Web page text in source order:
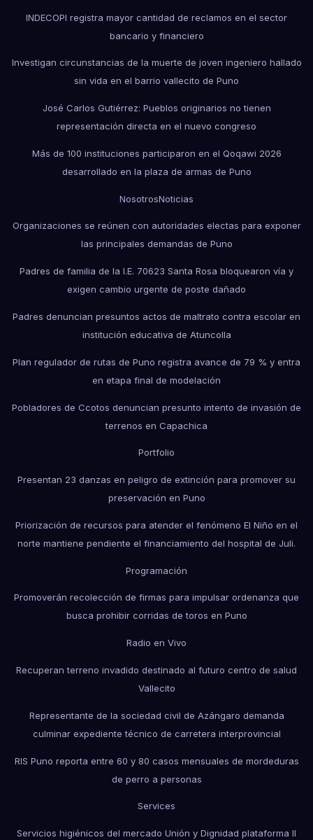
INDECOPI registra mayor cantidad de reclamos en el sector
bancario y financiero
Investigan circunstancias de la muerte de joven ingeniero hallado
sin vida en el barrio vallecito de Puno
José Carlos Gutiérrez: Pueblos originarios no tienen
representación directa en el nuevo congreso
Más de 100 instituciones participaron en el Qoqawi 2026
desarrollado en la plaza de armas de Puno
NosotrosNoticias
Organizaciones se reúnen con autoridades electas para exponer
las principales demandas de Puno
Padres de familia de la I.E. 70623 Santa Rosa bloquearon vía y
exigen cambio urgente de poste dañado
Padres denuncian presuntos actos de maltrato contra escolar en
institución educativa de Atuncolla
Plan regulador de rutas de Puno registra avance de 79 % y entra
en etapa final de modelación
Pobladores de Ccotos denuncian presunto intento de invasión de
terrenos en Capachica
Portfolio
Presentan 23 danzas en peligro de extinción para promover su
preservación en Puno
Priorización de recursos para atender el fenómeno El Niño en el
norte mantiene pendiente el financiamiento del hospital de Juli.
Programación
Promoverán recolección de firmas para impulsar ordenanza que
busca prohibir corridas de toros en Puno
Radio en Vivo
Recuperan terreno invadido destinado al futuro centro de salud
Vallecito
Representante de la sociedad civil de Azángaro demanda
culminar expediente técnico de carretera interprovincial
RIS Puno reporta entre 60 y 80 casos mensuales de mordeduras
de perro a personas
Services
Servicios higiénicos del mercado Unión y Dignidad plataforma II